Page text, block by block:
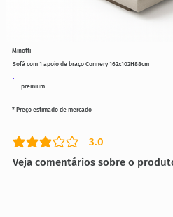
premium
Sofá com 1 apoio de braço Connery 162x102H88cm
3.0
classificação média é 3 de 5
Veja comentários sobre o
* Preço estimado de mercado
Minotti